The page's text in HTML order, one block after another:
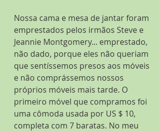
Nossa cama e mesa de jantar foram
emprestados pelos irmãos Steve e
Jeannie Montgomery... emprestado,
não dado, porque eles não queriam
que sentíssemos presos aos móveis
e não comprássemos nossos
próprios móveis mais tarde. O
primeiro móvel que compramos foi
uma cômoda usada por US $ 10,
completa com 7 baratas. No meu